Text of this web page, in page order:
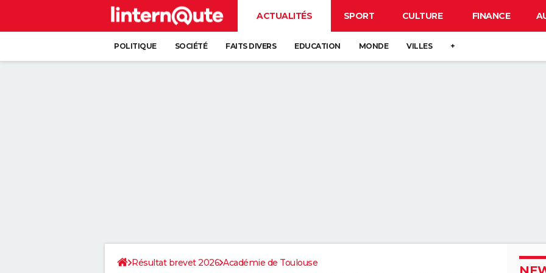
ACTUALITÉS SPORT CULTURE FINANCE
POLITIQUE SOCIÉTÉ FAITS DIVERS EDUCATION MONDE VILLES +
Résultat brevet 2026 Académie de Toulouse